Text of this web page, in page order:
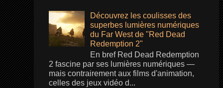
Découvrez les coulisses des
superbes lumières numériques
du Far West de "Red Dead
Redemption 2"
En bref Red Dead Redemption
2 fascine par ses lumières numériques —
mais contrairement aux films d'animation,
celles des jeux vidéo d...